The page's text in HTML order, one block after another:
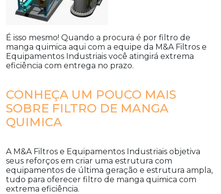
É isso mesmo! Quando a procura é por filtro de
manga quimica aqui com a equipe da M&A Filtros e
Equipamentos Industriais você atingirá extrema
eficiência com entrega no prazo.
CONHEÇA UM POUCO MAIS
SOBRE FILTRO DE MANGA
QUIMICA
A M&A Filtros e Equipamentos Industriais objetiva
seus reforços em criar uma estrutura com
equipamentos de última geração e estrutura ampla,
tudo para oferecer filtro de manga quimica com
extrema eficiência.